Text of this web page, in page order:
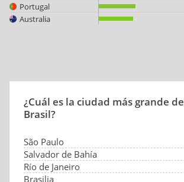
Portugal
Australia
¿Cuál es la ciudad más grande de
Brasil?
São Paulo
Salvador de Bahía
Río de Janeiro
Brasilia